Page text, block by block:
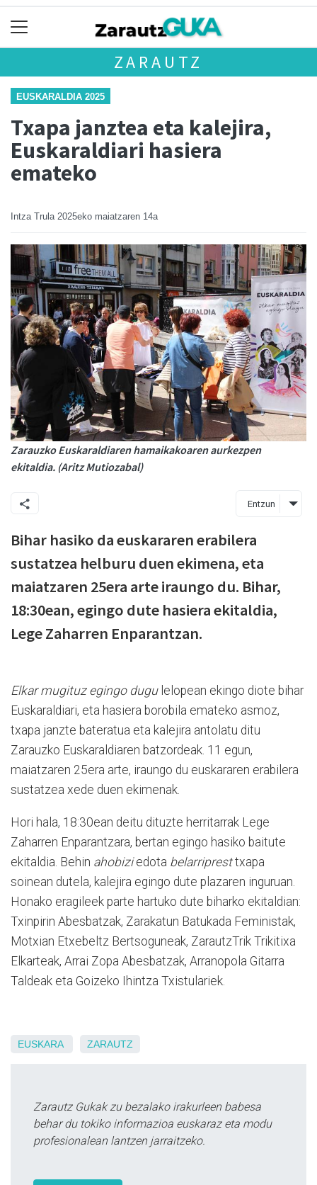
ZARAUTZ
EUSKARALDIA 2025
Txapa janztea eta kalejira,
Euskaraldiari hasiera
emateko
Intza Trula 2025eko maiatzaren 14a
Zarauzko Euskaraldiaren hamaikakoaren aurkezpen
ekitaldia. (Aritz Mutiozabal)
Entzun
Bihar hasiko da euskararen erabilera
sustatzea helburu duen ekimena, eta
maiatzaren 25era arte iraungo du. Bihar,
18:30ean, egingo dute hasiera ekitaldia,
Lege Zaharren Enparantzan.
Elkar mugituz egingo dugu lelopean ekingo diote bihar
Euskaraldiari, eta hasiera borobila emateko asmoz,
txapa janzte bateratua eta kalejira antolatu ditu
Zarauzko Euskaraldiaren batzordeak. 11 egun,
maiatzaren 25era arte, iraungo du euskararen erabilera
sustatzea xede duen ekimenak.
Hori hala, 18:30ean deitu dituzte herritarrak Lege
Zaharren Enparantzara, bertan egingo hasiko baitute
ekitaldia. Behin ahobiziedota belarripresttxapa
soinean dutela, kalejira egingo dute plazaren inguruan.
Honako eragileek parte hartuko dute biharko ekitaldian:
Txinpirin Abesbatzak, Zarakatun Batukada Feministak,
Motxian Etxebeltz Bertsoguneak, ZarautzTrik Trikitixa
Elkarteak, Arrai Zopa Abesbatzak, Arranopola Gitarra
Taldeak eta Goizeko Ihintza Txistulariek.
EUSKARA ZARAUTZ
Zarautz Gukak zu bezalako irakurleen babesa
behar du tokiko informazioa euskaraz eta modu
profesionalean lantzen jarraitzeko.